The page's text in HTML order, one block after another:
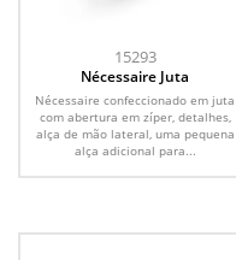
15293
Nécessaire Juta
Nécessaire confeccionado em juta
com abertura em zíper, detalhes,
alça de mão lateral, uma pequena
alça adicional para...